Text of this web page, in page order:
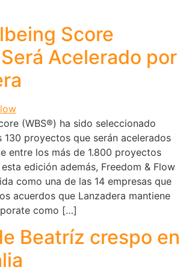
Score
Acelerado por
(WBS®) ha sido seleccionado
130 proyectos que serán acelerados
entre los más de 1.800 proyectos
edición además, Freedom & Flow
como una de las 14 empresas que
acuerdos que Lanzadera mantiene
como […]
Beatríz crespo en